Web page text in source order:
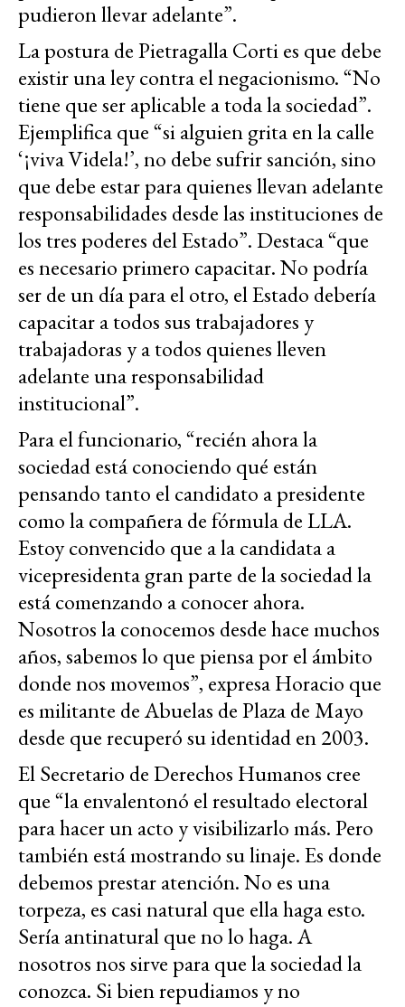
pudieron llevar adelante”.
La postura de Pietragalla Corti es que debe
existir una ley contra el negacionismo. “No
tiene que ser aplicable a toda la sociedad”.
Ejemplifica que “si alguien grita en la calle
‘¡viva Videla!’, no debe sufrir sanción, sino
que debe estar para quienes llevan adelante
responsabilidades desde las instituciones de
los tres poderes del Estado”. Destaca “que
es necesario primero capacitar. No podría
ser de un día para el otro, el Estado debería
capacitar a todos sus trabajadores y
trabajadoras y a todos quienes lleven
adelante una responsabilidad
institucional”.
Para el funcionario, “recién ahora la
sociedad está conociendo qué están
pensando tanto el candidato a presidente
como la compañera de fórmula de LLA.
Estoy convencido que a la candidata a
vicepresidenta gran parte de la sociedad la
está comenzando a conocer ahora.
Nosotros la conocemos desde hace muchos
años, sabemos lo que piensa por el ámbito
donde nos movemos”, expresa Horacio que
es militante de Abuelas de Plaza de Mayo
desde que recuperó su identidad en 2003.
El Secretario de Derechos Humanos cree
que “la envalentonó el resultado electoral
para hacer un acto y visibilizarlo más. Pero
también está mostrando su linaje. Es donde
debemos prestar atención. No es una
torpeza, es casi natural que ella haga esto.
Sería antinatural que no lo haga. A
nosotros nos sirve para que la sociedad la
conozca. Si bien repudiamos y no